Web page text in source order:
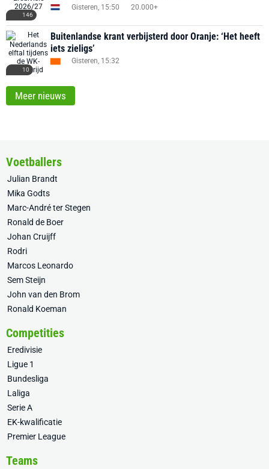
146
Gisteren, 15:50 20.000+
10
Buitenlandse krant verbijsterd door Oranje: ‘Het heeft
iets zieligs’
Gisteren, 15:32
Meer nieuws
Voetballers
Julian Brandt
Mika Godts
Marc-André ter Stegen
Ronald de Boer
Johan Cruijff
Rodri
Marcos Leonardo
Sem Steijn
John van den Brom
Ronald Koeman
Competities
Eredivisie
Ligue 1
Bundesliga
Laliga
Serie A
EK-kwalificatie
Premier League
Teams